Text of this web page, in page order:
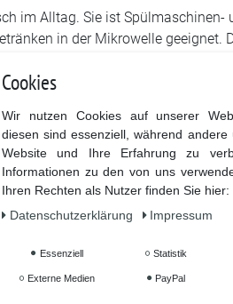
im Alltag. Sie ist
in der Mikrowelle
Egal, ob im Büro, zu Hause
Weihnachten oder einfach
wird die stolze Mama an ihre
Mama in Ihrem Leben mit
Bestellen Sie jetzt die
320 ml
Cookies
Wir nutzen Cookies auf unserer
diesen sind essenziell, während andere
Website und Ihre Erfahrung zu
Informationen zu den von uns
Ihren Rechten als Nutzer finden Sie hier:
Daten­schutz­erklärung
Impressum
Essenziell Statistik
Externe Medien PayPal